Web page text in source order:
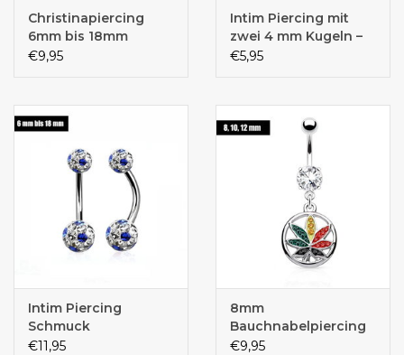
Christinapiercing
6mm bis 18mm
€9,95
Intim Piercing mit
zwei 4 mm Kugeln –
Chirurgenstahl 316L |
Christina Piercing
€5,95
Intim Piercing
Schmuck
€11,95
8mm
Bauchnabelpiercing
Hanfblatt
€9,95